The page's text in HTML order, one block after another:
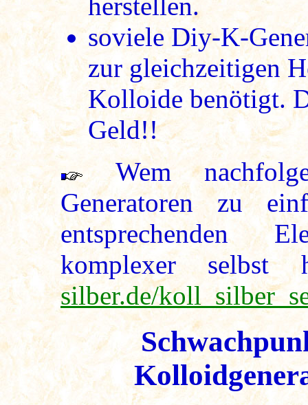
soviele Diy-K-
zur gleichzeitigen
Kolloide benötigt.
Geld!!
Wem
Generatoren zu
entsprechenden
komplexer selbst
silber.de/